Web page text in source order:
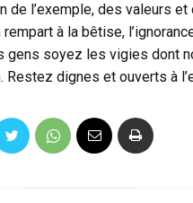
de l’exemple, des valeurs et
rempart à la bêtise,
gens soyez les vigies dont
Restez dignes et ouverts à